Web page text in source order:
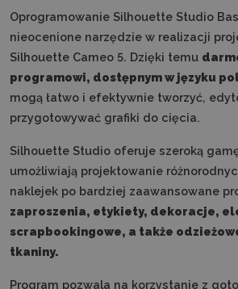
Oprogramowanie Silhouette Studio
nieocenione narzędzie w realizacji
Silhouette Cameo 5. Dzięki temu
programowi, dostępnym w języku
mogą łatwo i efektywnie tworzyć,
przygotowywać grafiki do cięcia.
Silhouette Studio oferuje szeroką
umożliwiają projektowanie
naklejek po bardziej zaawansowane
zaproszenia, etykiety, dekoracje,
scrapbookingowe, a także
tkaniny.
Program pozwala na korzystanie z